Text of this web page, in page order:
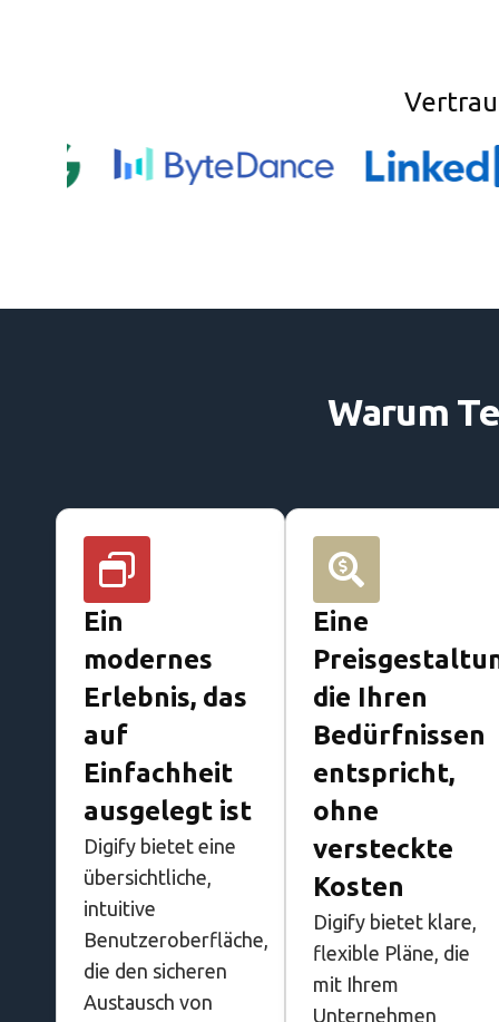
Warum
Ein
modernes
Erlebnis, das
auf
Einfachheit
ausgelegt ist
Digify bietet eine
übersichtliche,
intuitive
Benutzeroberfläche,
die den sicheren
Austausch von
Eine
die Ihren
Bedürfnissen
entspricht,
ohne
versteckte
Kosten
Digify bietet klare,
flexible Pläne, die
mit Ihrem
Unternehmen